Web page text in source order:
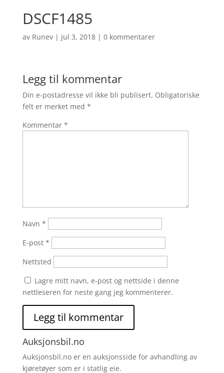
DSCF1485
av Runev| jul 3, 2018| 0 kommentarer
Legg til kommentar
Din e-postadresse vil ikke bli publisert. Obligatoriske
felt er merket med *
Kommentar *
Navn *
E-post *
Nettsted
Lagre mitt navn, e-post og nettside i denne
nettleseren for neste gang jeg kommenterer.
Auksjonsbil.no
Auksjonsbil.no er en auksjonsside for avhandling av
kjøretøyer som er i statlig eie.